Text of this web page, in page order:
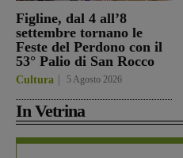
Figline, dal 4 all’8
settembre tornano le
Feste del Perdono con il
53° Palio di San Rocco
Cultura 5 Agosto 2026
In Vetrina